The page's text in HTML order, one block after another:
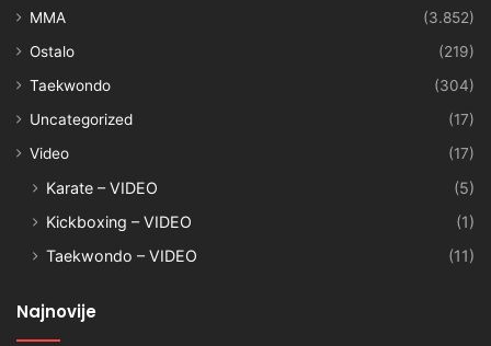
MMA
(3.852)
Ostalo
(219)
Taekwondo
(304)
Uncategorized
(17)
Video
(17)
Karate – VIDEO
(5)
Kickboxing – VIDEO
(1)
Taekwondo – VIDEO
(11)
Najnovije